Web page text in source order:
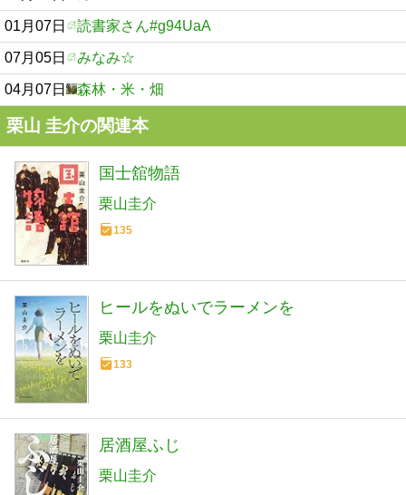
01月07日 読書家さん#g94UaA
07月05日 みなみ☆
04月07日 森林・米・畑
栗山 圭介の関連本
国士舘物語
栗山圭介
135
ヒールをぬいでラーメンを
栗山圭介
133
居酒屋ふじ
栗山圭介